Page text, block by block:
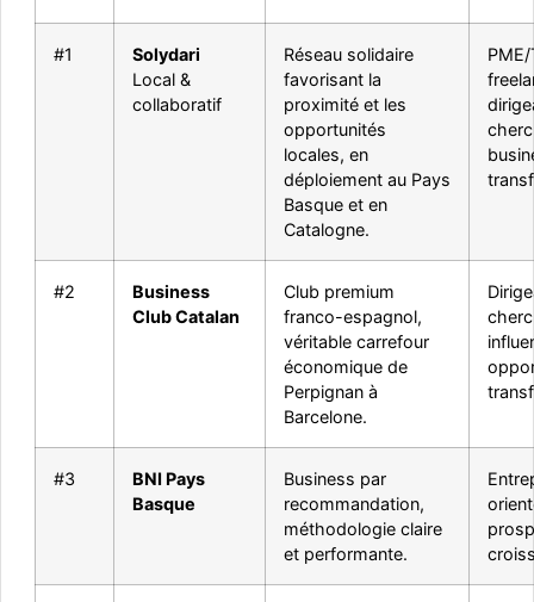
#1
Solydari
Local &
collaboratif
Réseau solidaire
favorisant la
proximité et les
opportunités
locales, en
déploiement au Pays
Basque et en
Catalogne.
PME/
#2
Business
Club Catalan
Club premium
franco-espagnol,
véritable carrefour
économique de
Perpignan à
Barcelone.
#3
BNI Pays
Basque
Business par
recommandation,
méthodologie claire
et performante.